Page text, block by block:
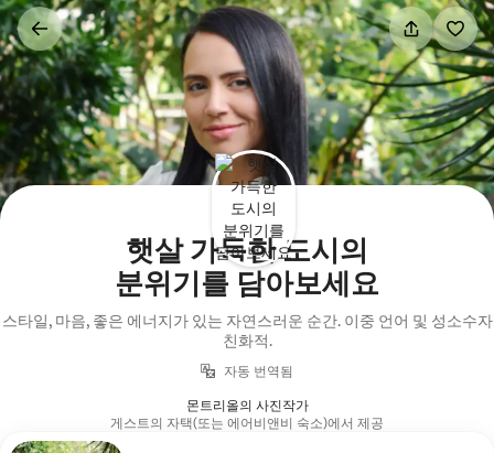
콘텐츠로
바로가기
햇살 가득한 도시의
분위기를 담아보세요
스타일, 마음, 좋은 에너지가 있는 자연스러운 순간. 이중 언어 및 성소수자
친화적.
자동 번역됨
몬트리올의 사진작가
게스트의 자택(또는 에어비앤비 숙소)에서 제공